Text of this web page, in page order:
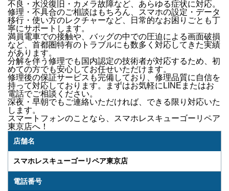
不良・水没復旧・カメラ故障など、あらゆる症状に対応。
修理・不具合のご相談はもちろん、
スマホの設定・データ
移行・使い方のレクチャーなど、日常的なお困りごとも丁
寧にサポートします。
満員電車での接触や、バッグの中での圧迫による画面破損
など、 首都圏特有のトラブルにも数多く対応してきた実績
があります。
分解を伴う修理でも国内認定の技術者が対応するため、初
めての方でも安心してお任せいただけます。
修理後の保証サービス も完備しており、修理品質に自信を
持って対応しております。
まずはお気軽にLINEまたはお
電話でご相談ください。
深夜・早朝でもご連絡いただければ、できる限り対応いた
します。
スマートフォンのことなら、
スマホレスキューゴーリペア
東京店へ！
店舗名
スマホレスキューゴーリペア東京店
電話番号